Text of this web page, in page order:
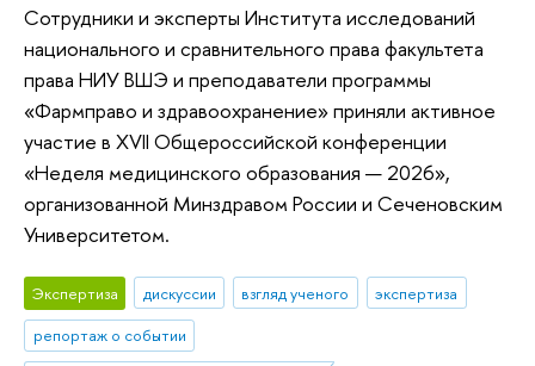
Сотрудники и эксперты Института исследований
национального и сравнительного права факультета
права НИУ ВШЭ и преподаватели программы
«Фармправо и здравоохранение» приняли активное
участие в XVII Общероссийской конференции
«Неделя медицинского образования — 2026»,
организованной Минздравом России и Сеченовским
Университетом.
Экспертиза дискуссии взгляд ученого
экспертиза
репортаж о событии